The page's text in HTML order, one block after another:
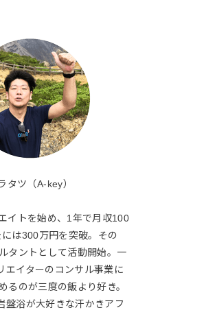
タツ（A-key）
イトを始め、1年で月収100
は300万円を突破。その
タントとして活動開始。一
エイターのコンサル事業に
るのが三度の飯より好き。
盤浴が大好きな汗かきアフ